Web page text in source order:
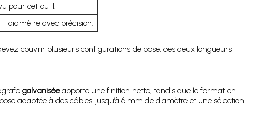
pour cet outil.
diamètre avec précision.
couvrir plusieurs configurations de pose, ces deux longueurs
galvaniséeapporte une finition nette, tandis que le format en
adaptée à des câbles jusqu’à 6 mm de diamètre et une sélection